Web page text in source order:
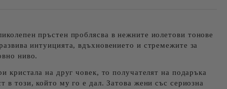
пръстен проблясва в нежните иолетови тонове
интуицията, вдъхновението и стремежите за
ниво.
кристала на друг човек, то получателят на подаръка
в този, който му го е дал. Затова жени със сериозна